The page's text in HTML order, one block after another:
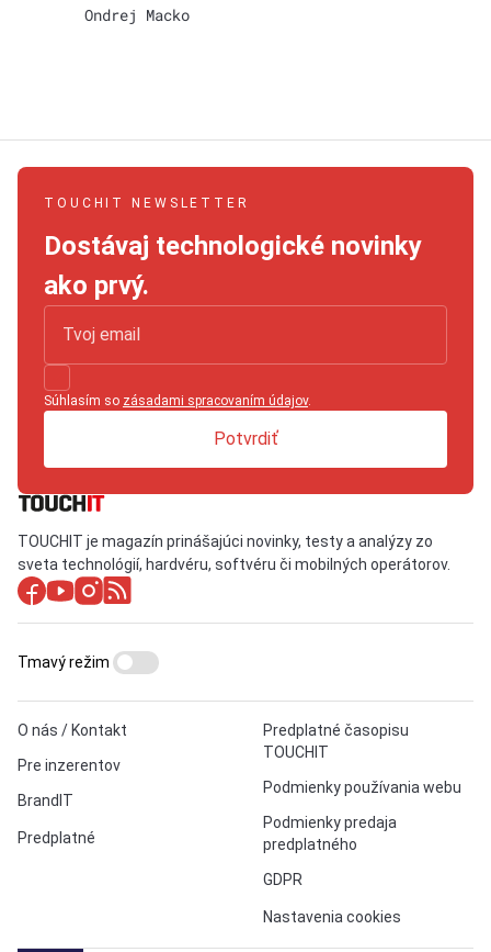
Ondrej Macko
TOUCHIT NEWSLETTER
Dostávaj technologické novinky
ako prvý.
Súhlasím so zásadami spracovaním údajov.
Potvrdiť
TOUCHIT je magazín prinášajúci novinky, testy a analýzy zo
sveta technológií, hardvéru, softvéru či mobilných operátorov.
O nás / Kontakt
Pre inzerentov
BrandIT
Predplatné
Predplatné časopisu
TOUCHIT
Podmienky používania webu
Podmienky predaja
predplatného
GDPR
Nastavenia cookies
Tmavý režim